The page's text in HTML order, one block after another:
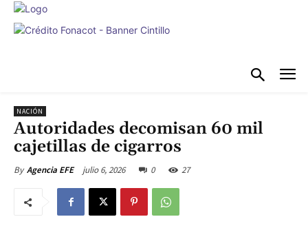
NACIÓN
Autoridades decomisan 60 mil
cajetillas de cigarros
By Agencia EFE julio 6, 2026 0 27